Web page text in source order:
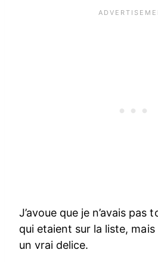
J’avoue que je n’avais pas
qui etaient sur la liste,
un vrai delice.